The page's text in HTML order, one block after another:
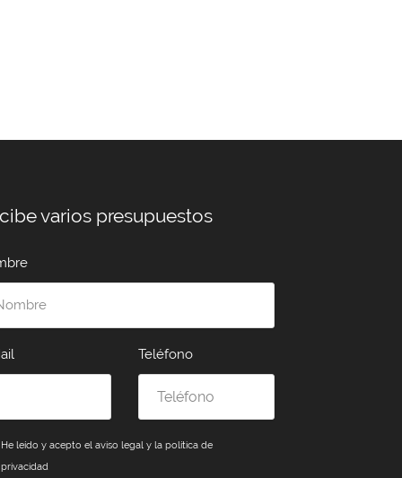
varios presupuestos
Teléfono
He leído y acepto el aviso legal y la política de
privacidad